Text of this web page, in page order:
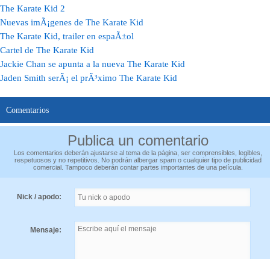
The Karate Kid 2
Nuevas imÃ¡genes de The Karate Kid
The Karate Kid, trailer en espaÃ±ol
Cartel de The Karate Kid
Jackie Chan se apunta a la nueva The Karate Kid
Jaden Smith serÃ¡ el prÃ³ximo The Karate Kid
Comentarios
Publica un comentario
Los comentarios deberán ajustarse al tema de la página, ser comprensibles, legibles,
respetuosos y no repetitivos. No podrán albergar spam o cualquier tipo de publicidad
comercial. Tampoco deberán contar partes importantes de una película.
Nick / apodo:
Mensaje: